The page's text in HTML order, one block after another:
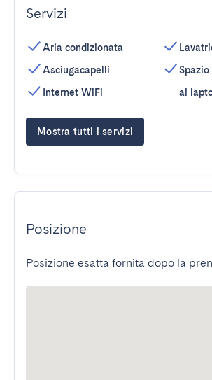
Servizi
Aria condizionata
Asciugacapelli
Internet WiFi
ai
Mostra tutti i servizi
Posizione
Posizione esatta fornita dopo la